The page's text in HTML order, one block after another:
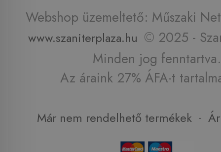
Webshop üzemeltető: Műszaki
www.szaniterplaza.hu © 2025 -
Minden jog fenntartva.
Az áraink 27% ÁFA-t
Már nem rendelhető termékek -